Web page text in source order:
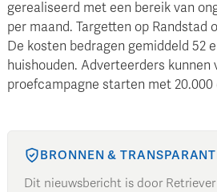
gerealiseerd met een bereik van
per maand. Targetten op Randstad
De kosten bedragen gemiddeld 52
huishouden. Adverteerders kunnen
proefcampagne starten met 20.000
BRONNEN &
Dit nieuwsbericht is door